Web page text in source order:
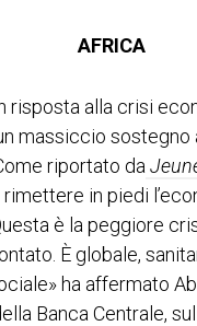
AFRICA
risposta alla crisi
massiccio sostegno
riportato da
rimettere in piedi
è la peggiore
È globale,
ha affermato
Banca Centrale,